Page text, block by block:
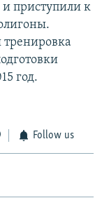
и приступили к
год.
Follow us